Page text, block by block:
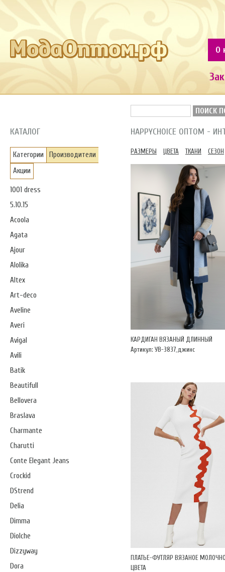
О
ПОИСК
КАТАЛОГ
Категории
Производители
Акции
1001 dress
5.10.15
Acoola
Agata
Ajour
Alolika
Altex
Art-deco
Aveline
Averi
Avigal
Avili
Batik
Beautifull
Bellovera
Braslava
Charmante
Charutti
Conte Elegant Jeans
Crockid
DStrend
Delia
Dimma
Diolche
Dizzyway
Dora
HAPPYCHOICE ОПТОМ -
РАЗМЕРЫ ЦВЕТА ТКАНИ СЕЗОН
КАРДИГАН ВЯЗАНЫЙ ДЛИННЫЙ
Артикул: УВ-3837_джинс
ПЛАТЬЕ-ФУТЛЯР ВЯЗАНОЕ
ЦВЕТА